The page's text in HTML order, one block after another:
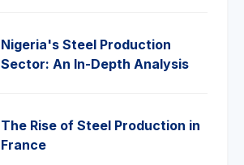
Nigeria's Steel Production
Sector: An In-Depth Analysis
The Rise of Steel Production in
France